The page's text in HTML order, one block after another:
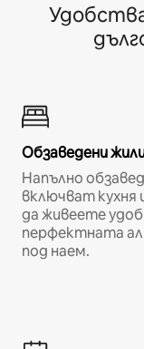
Обзаведени
Напълно
включват кухня
да живеете
перфектната
под наем.